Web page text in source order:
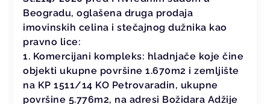
Beogradu, oglašena druga prodaja
imovinskih celina i stečajnog dužnika kao
pravno lice:
1. Komercijani kompleks: hladnjače koje čine
objekti ukupne površine 1.670m2 i zemljište
na KP 1511/14 KO Petrovaradin, ukupne
površine 5.776m2, na adresi Božidara Adžije